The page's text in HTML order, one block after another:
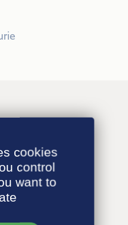
cookies
control
want to